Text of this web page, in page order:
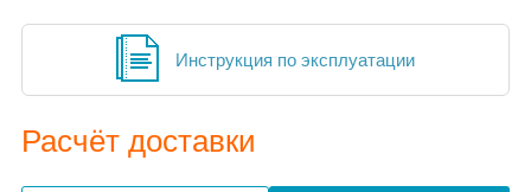
Инструкция по эксплуатации
Расчёт доставки